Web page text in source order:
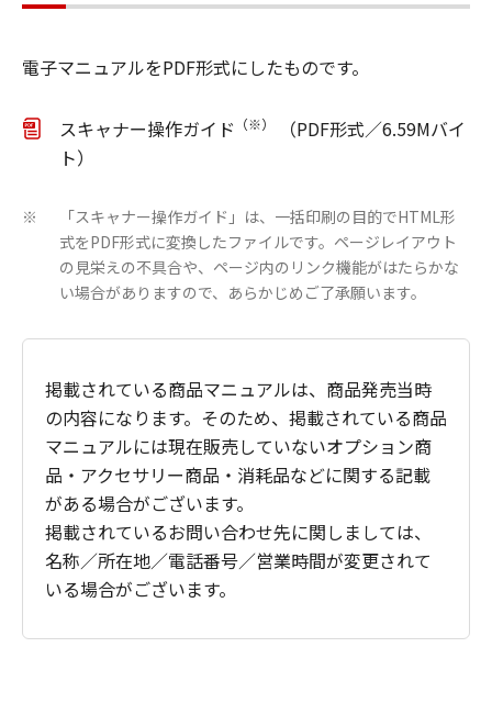
電子マニュアルをPDF形式にしたものです。
スキャナー操作ガイド （※）
（PDF形式／6.59Mバイ
ト）
※
「スキャナー操作ガイド」は、一括印刷の目的でHTML形
式をPDF形式に変換したファイルです。ページレイアウト
の見栄えの不具合や、ページ内のリンク機能がはたらかな
い場合がありますので、あらかじめご了承願います。
掲載されている商品マニュアルは、商品発売当時
の内容になります。そのため、掲載されている商品
マニュアルには現在販売していないオプション商
品・アクセサリー商品・消耗品などに関する記載
がある場合がございます。
掲載されているお問い合わせ先に関しましては、
名称／所在地／電話番号／営業時間が変更されて
いる場合がございます。